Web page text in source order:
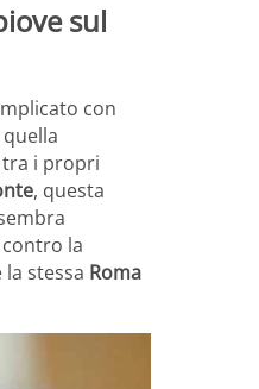
sul
con
tra i propri
, questa
la
stessa Roma